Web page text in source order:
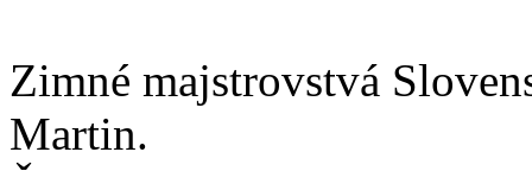
Zimné majstrovstvá
Martin.